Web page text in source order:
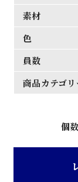
素材
色
員数
商品カテゴリ
個数